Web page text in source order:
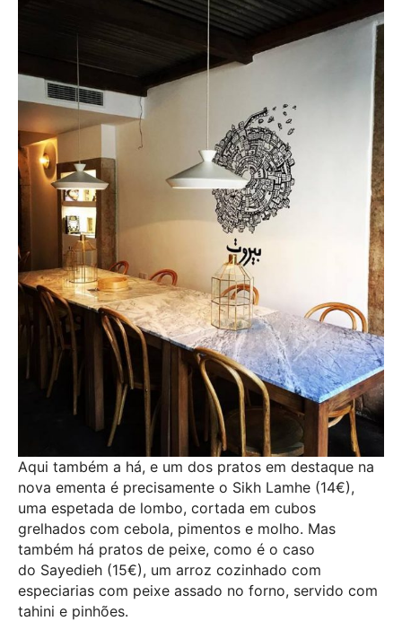
Aqui também a há, e um dos pratos em destaque na
nova ementa é precisamente o Sikh Lamhe (14€),
uma espetada de lombo, cortada em cubos
grelhados com cebola, pimentos e molho. Mas
também há pratos de peixe, como é o caso
do Sayedieh (15€), um arroz cozinhado com
especiarias com peixe assado no forno, servido com
tahini e pinhões.